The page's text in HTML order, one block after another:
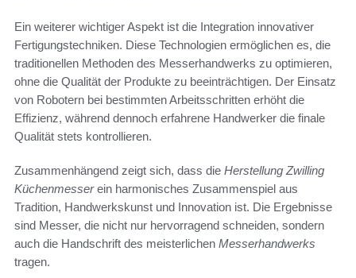
Ein weiterer wichtiger Aspekt ist die Integration innovativer
Fertigungstechniken. Diese Technologien ermöglichen es, die
traditionellen Methoden des Messerhandwerks zu optimieren,
ohne die Qualität der Produkte zu beeinträchtigen. Der Einsatz
von Robotern bei bestimmten Arbeitsschritten erhöht die
Effizienz, während dennoch erfahrene Handwerker die finale
Qualität stets kontrollieren.
Zusammenhängend zeigt sich, dass die Herstellung Zwilling
Küchenmesserein harmonisches Zusammenspiel aus
Tradition, Handwerkskunst und Innovation ist. Die Ergebnisse
sind Messer, die nicht nur hervorragend schneiden, sondern
auch die Handschrift des meisterlichen Messerhandwerks
tragen.